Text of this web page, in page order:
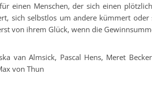
einen Menschen, der sich einen
sich selbstlos um andere kümmert oder
von ihrem Glück, wenn die
van Almsick, Pascal Hens, Meret
von Thun